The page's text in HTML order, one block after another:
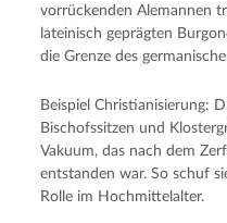
vorrückenden Alemannen
lateinisch geprägten
die Grenze des
Beispiel Christianisierung:
Bischofssitzen und
Vakuum, das nach dem
entstanden war. So schuf
Rolle im Hochmittelalter.